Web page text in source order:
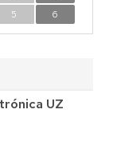
5 6
UZ